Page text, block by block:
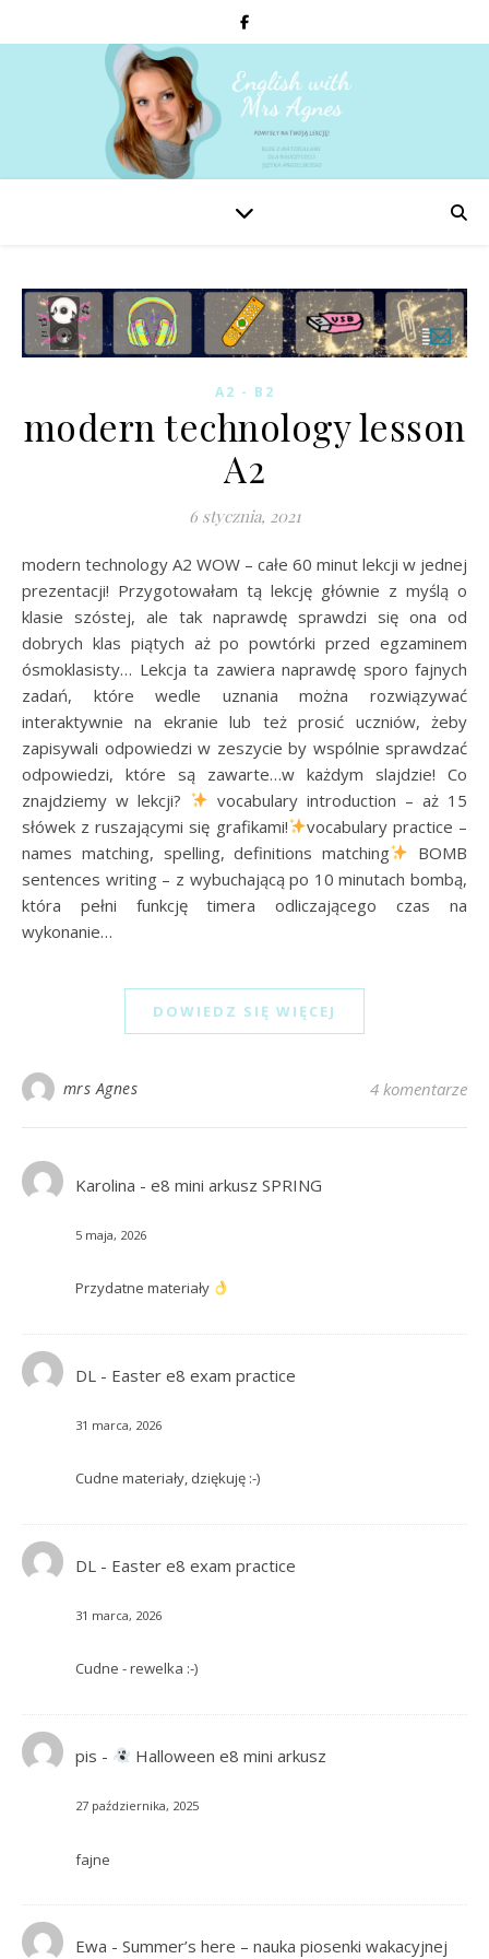
A2 - B2
modern technology lesson
A2
6 stycznia, 2021
modern technology A2 WOW – całe 60 minut lekcji w jednej
prezentacji! Przygotowałam tą lekcję głównie z myślą o
klasie szóstej, ale tak naprawdę sprawdzi się ona od
dobrych klas piątych aż po powtórki przed egzaminem
ósmoklasisty… Lekcja ta zawiera naprawdę sporo fajnych
zadań, które wedle uznania można rozwiązywać
interaktywnie na ekranie lub też prosić uczniów, żeby
zapisywali odpowiedzi w zeszycie by wspólnie sprawdzać
odpowiedzi, które są zawarte…w każdym slajdzie! Co
znajdziemy w lekcji?
vocabulary introduction – aż 15
słówek z ruszającymi się grafikami!
vocabulary practice –
names matching, spelling, definitions matching
BOMB
sentences writing – z wybuchającą po 10 minutach bombą,
która pełni funkcję timera odliczającego czas na
wykonanie…
DOWIEDZ SIĘ WIĘCEJ
mrs Agnes 4 komentarze
Karolina - e8 mini arkusz SPRING
5 maja, 2026
Przydatne materiały
DL - Easter e8 exam practice
31 marca, 2026
Cudne materiały, dziękuję :-)
DL - Easter e8 exam practice
31 marca, 2026
Cudne - rewelka :-)
pis - Halloween e8 mini arkusz
27 października, 2025
fajne
Ewa - Summer’s here – nauka piosenki wakacyjnej